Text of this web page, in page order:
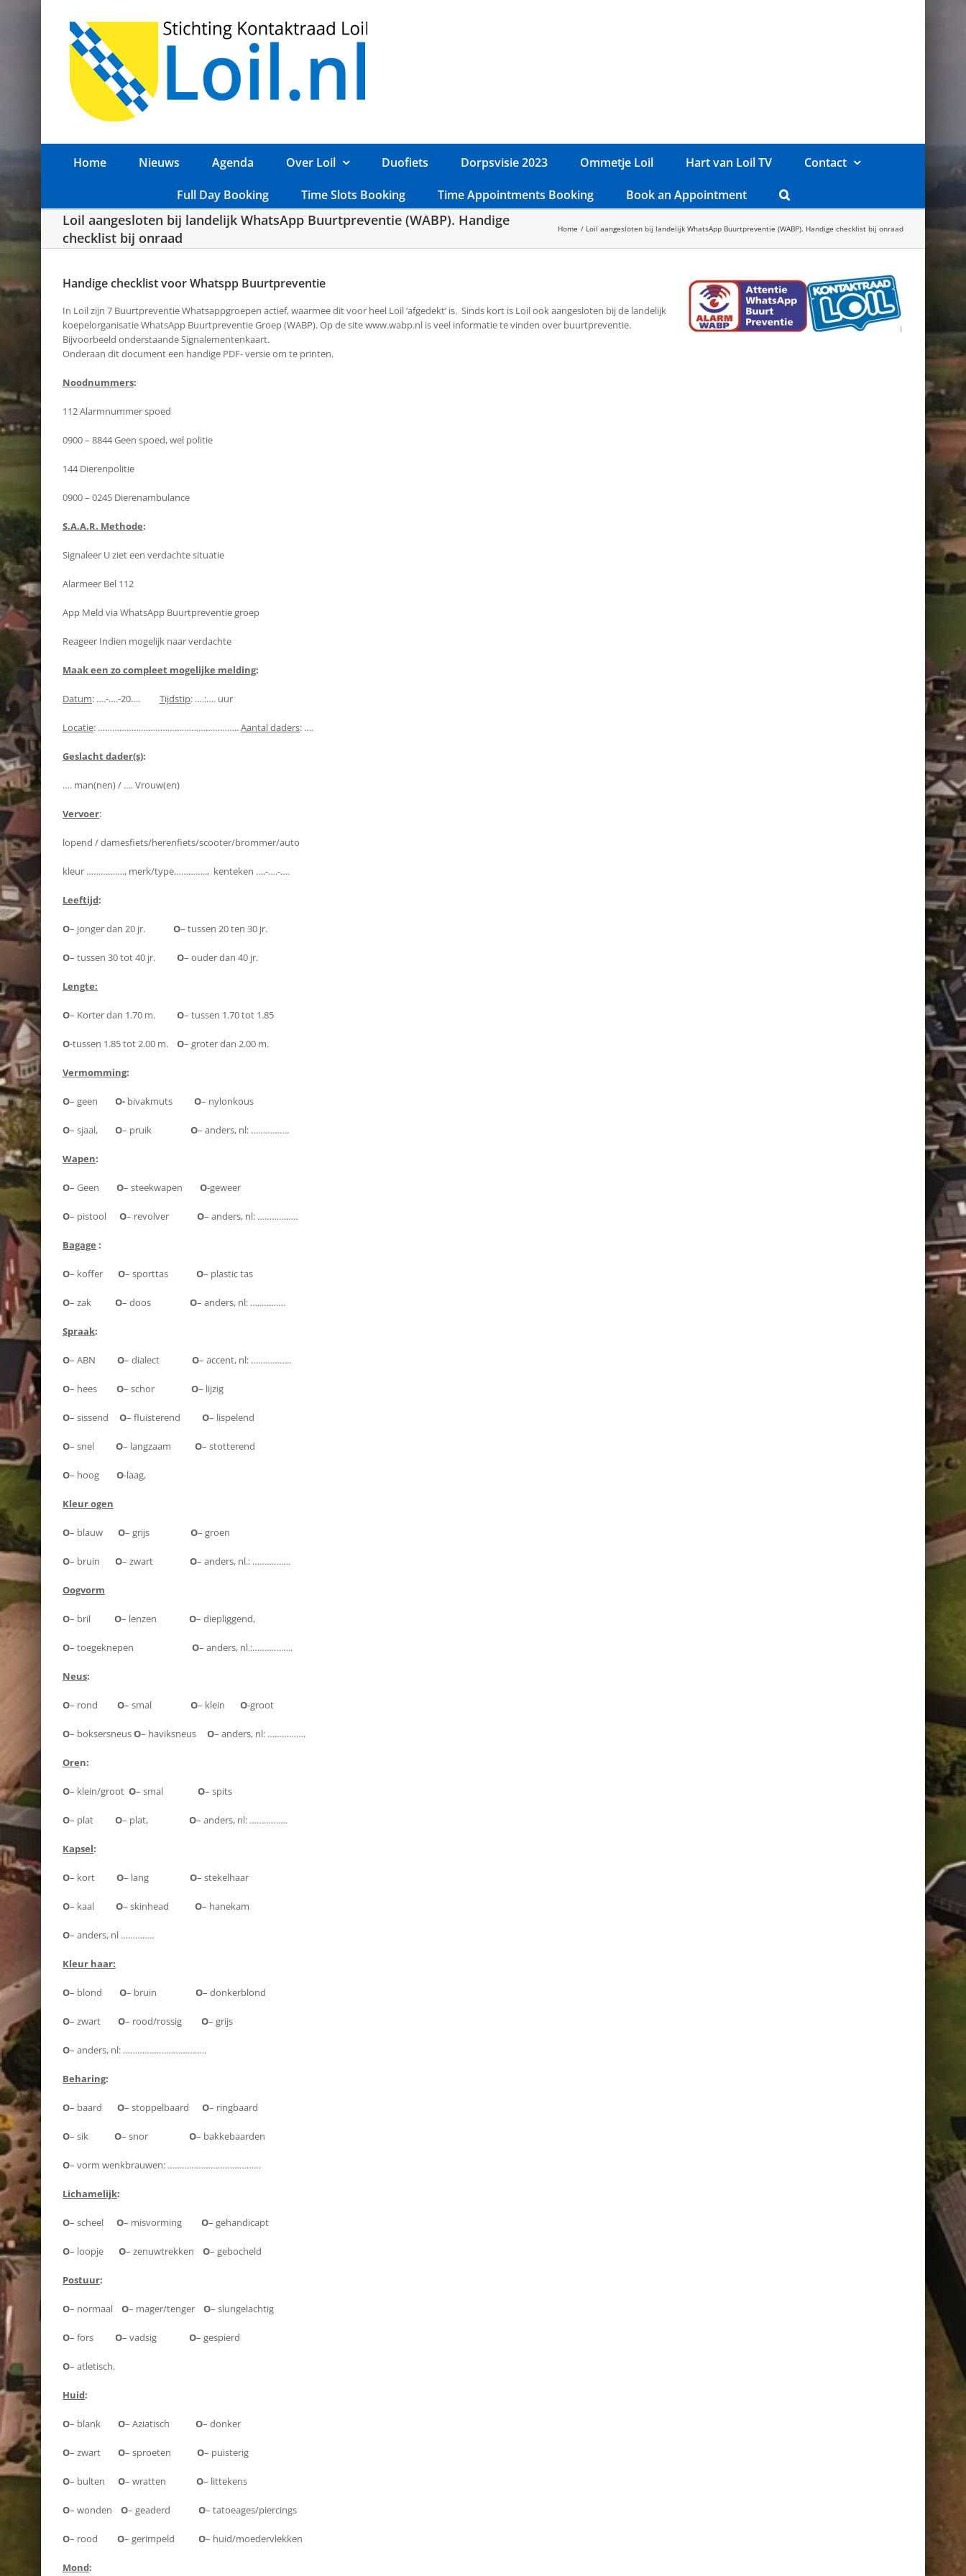
Home Nieuws Agenda Over Loil Duofiets Dorpsvisie 2023 Ommetje Loil Hart van Loil TV Contact
Full Day Booking Time Slots Booking Time Appointments Booking Book an Appointment
Loil aangesloten bij landelijk WhatsApp Buurtpreventie (WABP). Handige
checklist bij onraad
Home Loil aangesloten bij landelijk WhatsApp Buurtpreventie (WABP). Handige checklist bij onraad
Handige checklist voor Whatspp Buurtpreventie
In Loil zijn 7 Buurtpreventie Whatsappgroepen actief, waarmee dit voor heel Loil ‘afgedekt’ is. Sinds kort is Loil ook aangesloten bij de landelijk
koepelorganisatie WhatsApp Buurtpreventie Groep (WABP). Op de site www.wabp.nl is veel informatie te vinden over buurtpreventie.
Bijvoorbeeld onderstaande Signalementenkaart.
Onderaan dit document een handige PDF- versie om te printen.
Noodnummers:
112 Alarmnummer spoed
0900 – 8844 Geen spoed, wel politie
144 Dierenpolitie
0900 – 0245 Dierenambulance
S.A.A.R. Methode:
Signaleer U ziet een verdachte situatie
Alarmeer Bel 112
App Meld via WhatsApp Buurtpreventie groep
Reageer Indien mogelijk naar verdachte
Maak een zo compleet mogelijke melding:
Datum: ….-….-20…. Tijdstip: ….:…. uur
Locatie: …………………………………………………..Aantal daders: ….
Geslacht dader(s):
…. man(nen) / …. Vrouw(en)
Vervoer:
lopend / damesfiets/herenfiets/scooter/brommer/auto
kleur ……………., merk/type………….., kenteken ….-….-….
Leeftijd:
O– jonger dan 20 jr. O– tussen 20 ten 30 jr.
O– tussen 30 tot 40 jr. O– ouder dan 40 jr.
Lengte:
O– Korter dan 1.70 m. O– tussen 1.70 tot 1.85
O-tussen 1.85 tot 2.00 m. O– groter dan 2.00 m.
Vermomming:
O– geen O- bivakmuts O– nylonkous
O– sjaal, O– pruik O– anders, nl: …………….
Wapen:
O– Geen O– steekwapen O-geweer
O– pistool O– revolver O– anders, nl: ……………..
Bagage :
O– koffer O– sporttas O– plastic tas
O– zak O– doos O– anders, nl: …..……….
Spraak:
O– ABN O– dialect O– accent, nl: ……………..
O– hees O– schor O– lijzig
O– sissend O– fluisterend O– lispelend
O– snel O– langzaam O– stotterend
O– hoog O-laag,
Kleur ogen
O– blauw O– grijs O– groen
O– bruin O– zwart O– anders, nl.: …………….
Oogvorm
O– bril O– lenzen O– diepliggend,
O– toegeknepen O– anders, nl.:……………..
Neus:
O– rond O– smal O– klein O-groot
O– boksersneusO– haviksneus O– anders, nl: …………….
Oren:
O– klein/groot O– smal O– spits
O– plat O– plat, O– anders, nl: …………….
Kapsel:
O– kort O– lang O– stekelhaar
O– kaal O– skinhead O– hanekam
O– anders, nl …………..
Kleur haar:
O– blond O– bruin O– donkerblond
O– zwart O– rood/rossig O– grijs
O– anders, nl: ……………………………..
Beharing:
O– baard O– stoppelbaard O– ringbaard
O– sik O– snor O– bakkebaarden
O– vorm wenkbrauwen: …………………………………
Lichamelijk:
O– scheel O– misvorming O– gehandicapt
O– loopje O– zenuwtrekken O– gebocheld
Postuur:
O– normaal O– mager/tenger O– slungelachtig
O– fors O– vadsig O– gespierd
O– atletisch.
Huid:
O– blank O– Aziatisch O– donker
O– zwart O– sproeten O– puisterig
O– bulten O– wratten O– littekens
O– wonden O– geaderd O– tatoeages/piercings
O– rood O– gerimpeld O– huid/moedervlekken
Mond: